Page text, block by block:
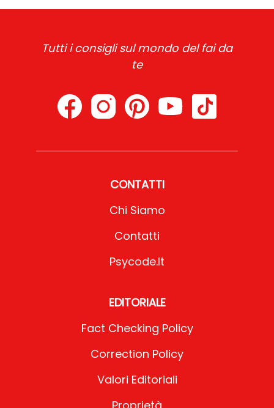
Tutti i consigli sul mondo del fai da
te
CONTATTI
Chi Siamo
Contatti
Psycode.it
EDITORIALE
Fact Checking Policy
Correction Policy
Valori Editoriali